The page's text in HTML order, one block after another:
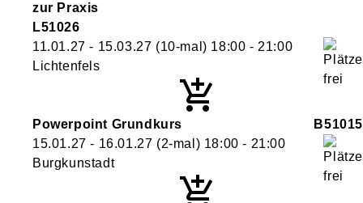
zur Praxis
L51026
11.01.27 - 15.03.27 (10-mal) 18:00 - 21:00
Lichtenfels
Powerpoint Grundkurs
B51015
15.01.27 - 16.01.27 (2-mal) 18:00 - 21:00
Burgkunstadt